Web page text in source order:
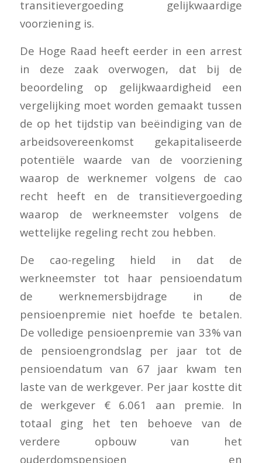
transitievergoeding gelijkwaardige
voorziening is.
De Hoge Raad heeft eerder in een arrest
in deze zaak overwogen, dat bij de
beoordeling op gelijkwaardigheid een
vergelijking moet worden gemaakt tussen
de op het tijdstip van beëindiging van de
arbeidsovereenkomst gekapitaliseerde
potentiële waarde van de voorziening
waarop de werknemer volgens de cao
recht heeft en de transitievergoeding
waarop de werkneemster volgens de
wettelijke regeling recht zou hebben.
De cao-regeling hield in dat de
werkneemster tot haar pensioendatum
de werknemersbijdrage in de
pensioenpremie niet hoefde te betalen.
De volledige pensioenpremie van 33% van
de pensioengrondslag per jaar tot de
pensioendatum van 67 jaar kwam ten
laste van de werkgever. Per jaar kostte dit
de werkgever € 6.061 aan premie. In
totaal ging het ten behoeve van de
verdere opbouw van het
ouderdomspensioen en